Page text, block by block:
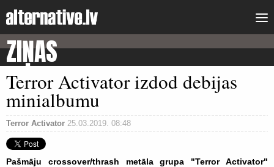
ZIŅAS
Terror Activator izdod debijas
minialbumu
Terror Activator 25.03.2019. 08:48
Pašmāju crossover/thrash metāla grupa "Terror Activator"